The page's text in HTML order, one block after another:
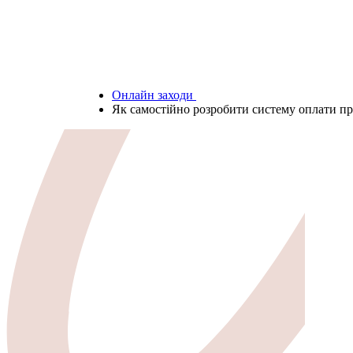
Онлайн заходи
Як самостійно розробити систему оплати